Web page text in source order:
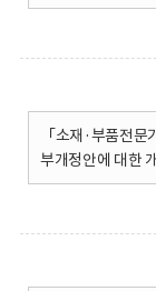
「소재·부품전
부개정안에 대한